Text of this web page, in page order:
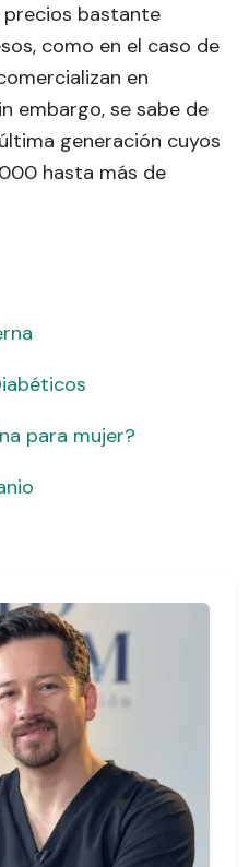
precios bastante
como en el caso de
en
embargo, se sabe de
generación cuyos
hasta más de
para mujer?